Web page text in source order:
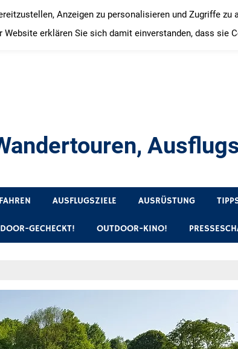
AUSFLUGSZIELE AUSRÜSTUNG
GECHECKT! OUTDOOR-KINO!
Anzeigen zu personalisieren und Zugriffe
erklären Sie sich damit einverstanden, dass sie